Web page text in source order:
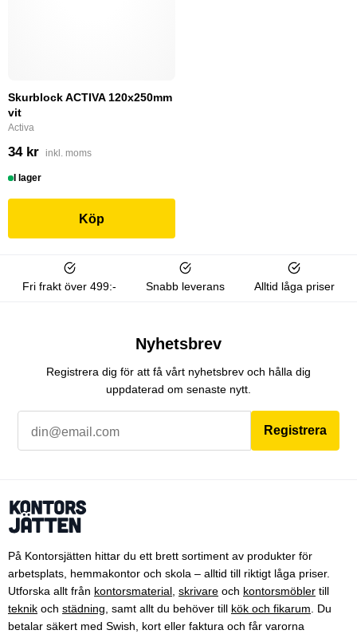
Skurblock ACTIVA 120x250mm
vit
Activa
34 kr inkl. moms
I lager
Köp
Fri frakt över 499:- Snabb leverans Alltid låga priser
Nyhetsbrev
Registrera dig för att få vårt nyhetsbrev och hålla dig
uppdaterad om senaste nytt.
Registrera
På Kontorsjätten hittar du ett brett sortiment av produkter för
arbetsplats, hemmakontor och skola – alltid till riktigt låga priser.
Utforska allt från kontorsmaterial skrivare och kontorsmöbler till
teknik och städning , samt allt du behöver till kök och fikarum . Du
betalar säkert med Swish, kort eller faktura och får varorna